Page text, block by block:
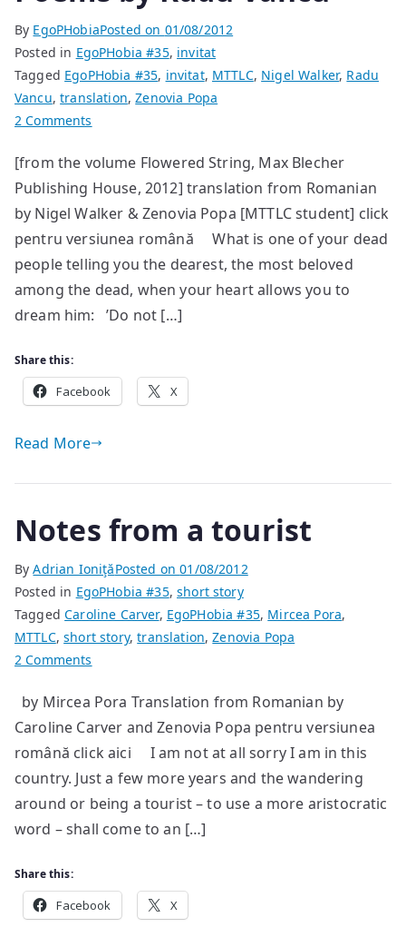
By EgoPHobiaPosted on 01/08/2012
Posted in EgoPHobia #35, invitat
Tagged EgoPHobia #35, invitat, MTTLC, Nigel Walker, Radu
Vancu,translation,Zenovia Popa
2 Comments
by
Radu
Vancu
[from the volume Flowered String, Max Blecher
Publishing House, 2012] translation from Romanian
by Nigel Walker & Zenovia Popa [MTTLC student] click
pentru versiunea română What is one of your dead
people telling you the dearest, the most beloved
among the dead, when your heart allows you to
dream him: ’Do not […]
Share this:
Facebook X
Read More
Notes from a tourist
ByAdrian IoniţăPosted on01/08/2012
Posted in EgoPHobia #35,short story
TaggedCaroline Carver, EgoPHobia #35, Mircea Pora,
MTTLC,short story,translation,Zenovia Popa
2 Comments
from
a
tourist
by Mircea Pora Translation from Romanian by
Caroline Carver and Zenovia Popa pentru versiunea
română click aici I am not at all sorry I am in this
country. Just a few more years and the wandering
around or being a tourist – to use a more aristocratic
word – shall come to an […]
Share this:
Facebook X